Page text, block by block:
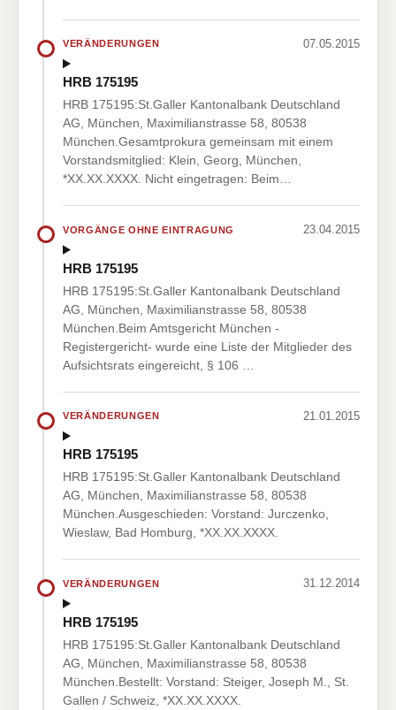
VERÄNDERUNGEN 07.05.2015
HRB 175195
HRB 175195:St.Galler Kantonalbank Deutschland
AG, München, Maximilianstrasse 58, 80538
München.Gesamtprokura gemeinsam mit einem
Vorstandsmitglied: Klein, Georg, München,
*XX.XX.XXXX. Nicht eingetragen: Beim…
VORGÄNGE OHNE EINTRAGUNG 23.04.2015
HRB 175195
HRB 175195:St.Galler Kantonalbank Deutschland
AG, München, Maximilianstrasse 58, 80538
München.Beim Amtsgericht München -
Registergericht- wurde eine Liste der Mitglieder des
Aufsichtsrats eingereicht, § 106 …
VERÄNDERUNGEN 21.01.2015
HRB 175195
HRB 175195:St.Galler Kantonalbank Deutschland
AG, München, Maximilianstrasse 58, 80538
München.Ausgeschieden: Vorstand: Jurczenko,
Wieslaw, Bad Homburg, *XX.XX.XXXX.
VERÄNDERUNGEN 31.12.2014
HRB 175195
HRB 175195:St.Galler Kantonalbank Deutschland
AG, München, Maximilianstrasse 58, 80538
München.Bestellt: Vorstand: Steiger, Joseph M., St.
Gallen / Schweiz, *XX.XX.XXXX.